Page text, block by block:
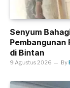
Senyum
Pembangunan
di Bintan
9 Agustus 2026 By